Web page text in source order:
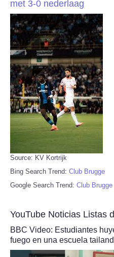
met 3-0 nederlaag
Source: KV Kortrijk
Bing Search Trend: Club Brugge
Google Search Trend: Club Brugge
YouTube Noticias Listas
BBC Video: Estudiantes
fuego en una escuela